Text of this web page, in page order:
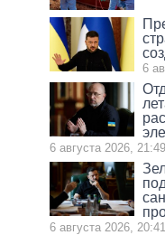
6
6 августа 2026, 21:49
6 августа 2026, 20:41